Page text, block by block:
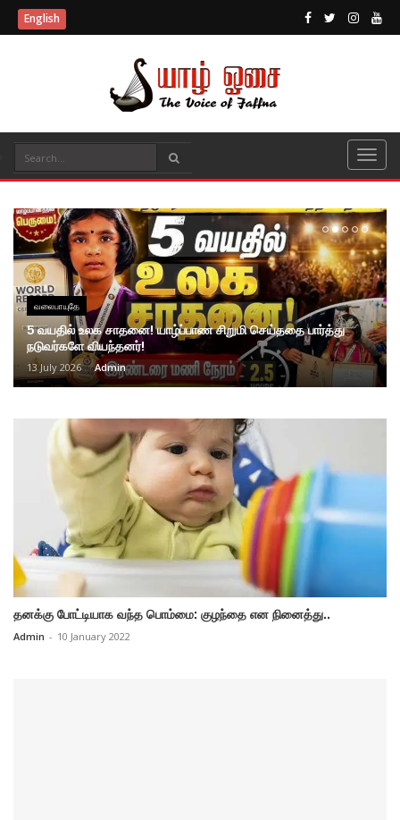
English
வலைபாயுதே
5 வயதில் உலக சாதனை! யாழ்ப்பாண சிறுமி செய்ததை பார்த்து
நடுவர்களே வியந்தனர்!
13 July 2026 Admin
தனக்கு போட்டியாக வந்த பொம்மை: குழந்தை என நினைத்து..
Admin - 10 January 2022